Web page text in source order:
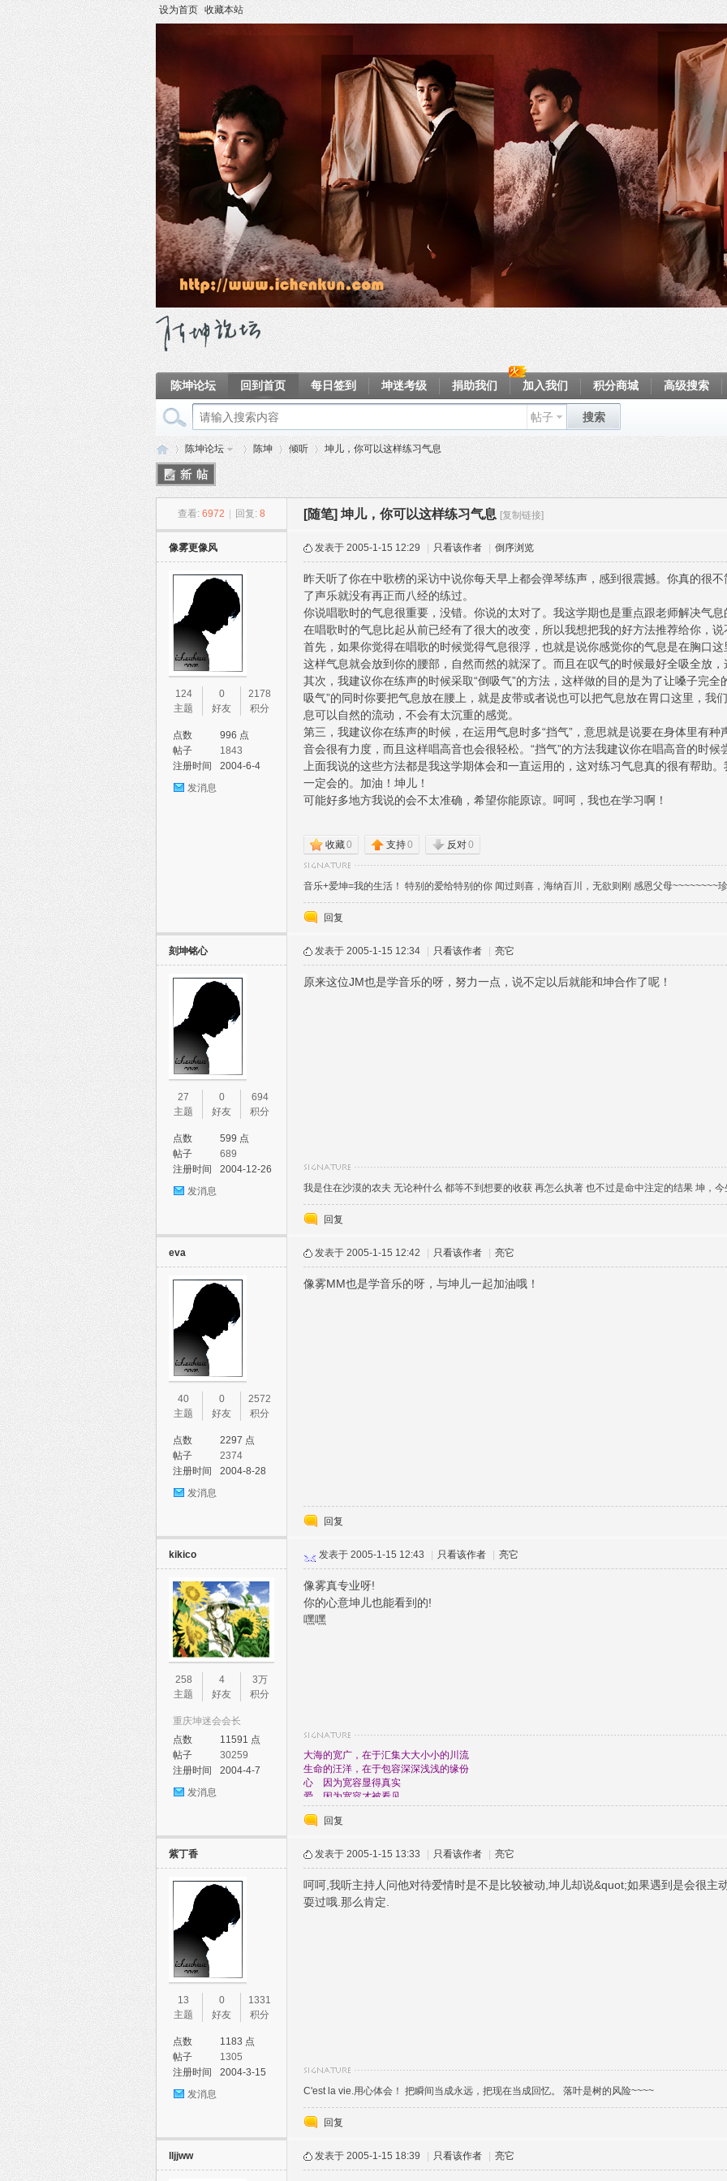
设为首页 收藏本站
陈坤论坛 回到首页 每日签到 坤迷考级 捐助我们 加入我们 积分商城 高级搜索
帖子 搜索
陈坤论坛
›
陈坤 倾听
›
坤儿，你可以这样练习气息
查看: 6972 回复: 8 [随笔] 坤儿，你可以这样练习气息 [复制链接]
像雾更像风
124
主题
0
好友
2178
积分
点数
996 点
帖子
1843
注册时间
2004-6-4
发消息
发表于 2005-1-15 12:29 只看该作者 倒序浏览
昨天听了你在中歌榜的采访中说你每天早上都会弹琴练声，感到很震撼。你真的很
了声乐就没有再正而八经的练过。
你说唱歌时的气息很重要，没错。你说的太对了。我这学期也是重点跟老师解决气
在唱歌时的气息比起从前已经有了很大的改变，所以我想把我的好方法推荐给你，
首先，如果你觉得在唱歌的时候觉得气息很浮，也就是说你感觉你的气息是在胸口
这样气息就会放到你的腰部，自然而然的就深了。而且在叹气的时候最好全吸全放
其次，我建议你在练声的时候采取“倒吸气”的方法，这样做的目的是为了让嗓子完
吸气”的同时你要把气息放在腰上，就是皮带或者说也可以把气息放在胃口这里，我
息可以自然的流动，不会有太沉重的感觉。
第三，我建议你在练声的时候，在运用气息时多“挡气”，意思就是说要在身体里有
音会很有力度，而且这样唱高音也会很轻松。“挡气”的方法我建议你在唱高音的时候
上面我说的这些方法都是我这学期体会和一直运用的，这对练习气息真的很有帮助
一定会的。加油！坤儿！
可能好多地方我说的会不太准确，希望你能原谅。呵呵，我也在学习啊！
收藏0 支持0 反对0
音乐+爱坤=我的生活！ 特别的爱给特别的你 闻过则喜，海纳百川，无欲则刚 感恩父母~~~~~~~~
回复
刻坤铭心
27
主题
0
好友
694
积分
点数
599 点
帖子
689
注册时间
2004-12-26
发消息
发表于 2005-1-15 12:34 只看该作者 亮它
原来这位JM也是学音乐的呀，努力一点，说不定以后就能和坤合作了呢！
我是住在沙漠的农夫 无论种什么 都等不到想要的收获 再怎么执著 也不过是命中注定的结果 坤，
回复
eva
40
主题
0
好友
2572
积分
点数
2297 点
帖子
2374
注册时间
2004-8-28
发消息
发表于 2005-1-15 12:42 只看该作者 亮它
像雾MM也是学音乐的呀，与坤儿一起加油哦！
回复
kikico
258
主题
4
好友
3万
积分
重庆坤迷会会长
点数
11591 点
帖子
30259
注册时间
2004-4-7
发消息
发表于 2005-1-15 12:43 只看该作者 亮它
像雾真专业呀!
你的心意坤儿也能看到的!
嘿嘿
大海的宽广，在于汇集大大小小的川流
生命的汪洋，在于包容深深浅浅的缘份
心 因为宽容显得真实
爱 因为宽容才被看见
回复
紫丁香
13
主题
0
好友
1331
积分
点数
1183 点
帖子
1305
注册时间
2004-3-15
发消息
发表于 2005-1-15 13:33 只看该作者 亮它
呵呵,我听主持人问他对待爱情时是不是比较被动,坤儿却说&quot;如果遇到是会很主
耍过哦.那么肯定.
C'est la vie.用心体会！ 把瞬间当成永远，把现在当成回忆。 落叶是树的风险~~~~
回复
lljjww 发表于 2005-1-15 18:39 只看该作者 亮它